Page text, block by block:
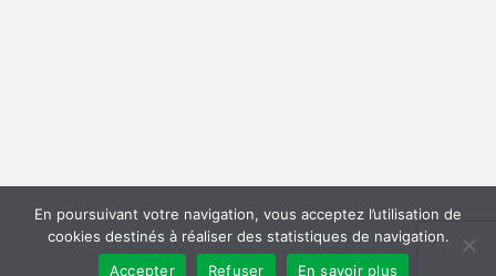
En poursuivant votre navigation, vous acceptez l’utilisation de
cookies destinés à réaliser des statistiques de navigation.
Accepter
Refuser En savoir plus